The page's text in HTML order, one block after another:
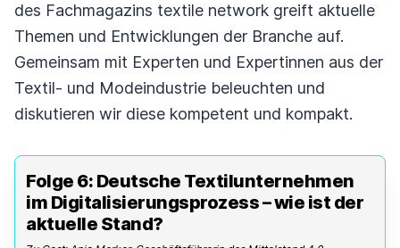
des Fachmagazins textile network greift aktuelle
Themen und Entwicklungen der Branche auf.
Gemeinsam mit Experten und Expertinnen aus der
Textil- und Modeindustrie beleuchten und
diskutieren wir diese kompetent und kompakt.
Folge 6: Deutsche Textilunternehmen
im Digitalisierungsprozess – wie ist der
aktuelle Stand?